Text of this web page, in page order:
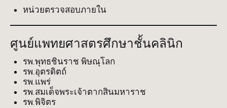
หน่วยตรวจสอบภายใน
ศูนย์แพทยศาสตรศึกษาชั้นคลินิก
รพ.พุทธชินราช พิษณุโลก
รพ.อุตรดิตถ์
รพ.แพร่
รพ.สมเด็จพระเจ้าตากสินมหาราช
รพ.พิจิตร